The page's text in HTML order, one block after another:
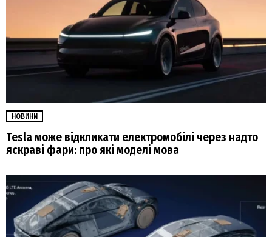
НОВИНИ
Tesla може відкликати електромобілі через надто
яскраві фари: про які моделі мова